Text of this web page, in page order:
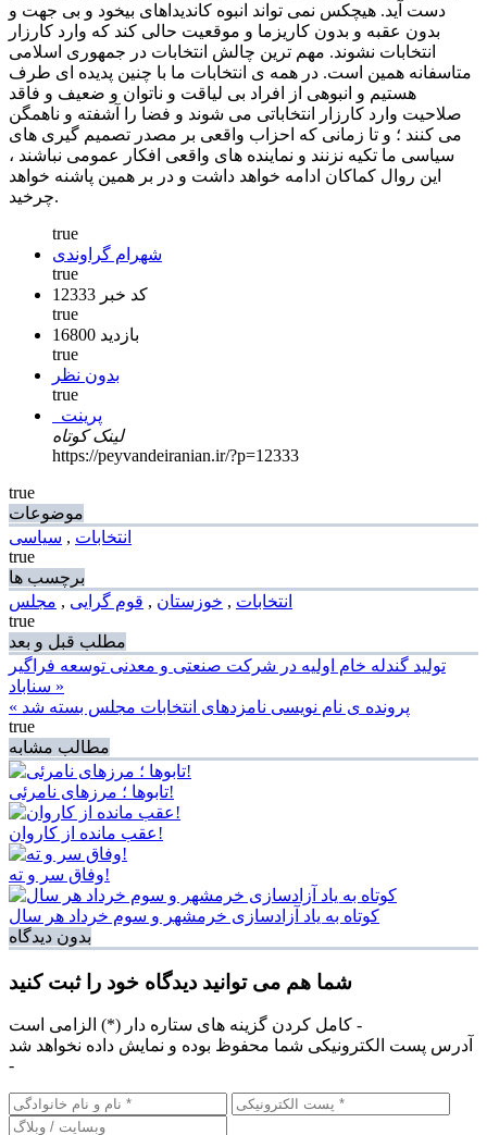
دست آید. هیچکس نمی تواند انبوه کاندیداهای بیخود و بی جهت و
بدون عقبه و بدون کاریزما و موقعیت حالی کند که وارد کارزار
انتخابات نشوند. مهم ترین چالش انتخابات در جمهوری اسلامی
متاسفانه همین است. در همه ی انتخابات ما با چنین پدیده ای طرف
هستیم و انبوهی از افراد بی لیاقت و ناتوان و ضعیف و فاقد
صلاحیت وارد کارزار انتخاباتی می شوند و فضا را آشفته و ناهمگن
می کنند ؛ و تا زمانی که احزاب واقعی بر مصدر تصمیم گیری های
سیاسی ما تکیه نزنند و نماینده های واقعی افکار عمومی نباشند ،
این روال کماکان ادامه خواهد داشت و در بر همین پاشنه خواهد
چرخید.
true
شهرام گراوندی
true
کد خبر 12333
true
16800 بازدید
true
بدون نظر
true
پرینت
لینک کوتاه
https://peyvandeiranian.ir/?p=12333
true
موضوعات
انتخابات , سیاسی
true
برچسب ها
انتخابات , خوزستان , قوم گرایی , مجلس
true
مطلب قبل و بعد
تولید گندله خام اولیه در شرکت صنعتی و معدنی توسعه فراگیر
سناباد »
« پرونده ی نام نویسی نامزدهای انتخابات مجلس بسته شد
true
مطالب مشابه
تابوها ؛ مرزهای نامرئی!
عقب مانده از کاروان!
وفاق سر و ته!
کوتاه به یاد آزادسازی خرمشهر و سوم خرداد هر سال
بدون دیدگاه
شما هم می توانید دیدگاه خود را ثبت کنید
کامل کردن گزینه های ستاره دار (*) الزامی است -
آدرس پست الکترونیکی شما محفوظ بوده و نمایش داده نخواهد شد
-